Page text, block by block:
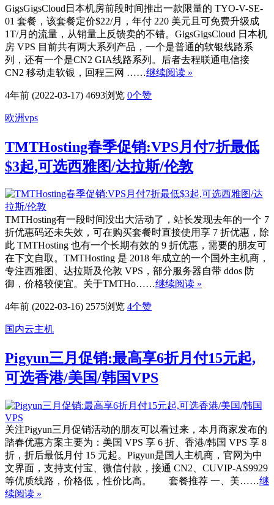
GigsGigsCloud日本机房前段时间推出一款限量的 TYO-V-SE-
01 套餐，该套餐定价$22/月，年付 220 美元且可免费升级成
1T/月的流量，从销量上反馈卖的不错。GigsGigsCloud 日本机
房 VPS 目前共有两大系列产品，一个是普通的软银线路系
列，还有一个是CN2 GIA线路系列。后者去程联通电信接
CN2 移动走软银，回程三网 ……继续阅读 »
4年前 (2022-03-17) 4693浏览 0个赞
欧洲vps
TMTHosting春季促销:VPS月付7折最低
$3起,可选西雅图/达拉斯/伦敦
TMTHosting有一段时间没出大活动了，站长发现去年的一个 7
折优惠码还未失效，可在购买套餐时直接使用享 7 折优惠，除
此 TMTHosting 也有一个长期有效的 9 折优惠，需要的朋友可
在下文自取。TMTHosting 是 2018 年成立的一个国外主机商，
专注西雅图、达拉斯及伦敦 VPS，部分服务器自带 ddos 防
御，价格较便宜。关于TMTHo……继续阅读 »
4年前 (2022-03-16) 2575浏览 4个赞
国内云主机
Pigyun三月促销:最高享6折月付15元起,
可选香港/美国/韩国VPS
关注Pigyun三月促销活动的朋友可以看过来，本月商家发布的
踏春优惠方案主要为：美国 VPS 享 6 折、香港/韩国 VPS 享 8
折，折后最低月付 15 元起。Pigyun是国人主机商，官网为中
文界面，支持支付宝、微信付款，接通 CN2、CUVIP-AS9929
等优质线路，价格低，性价比高。 套餐推荐 一、美……继
续阅读 »